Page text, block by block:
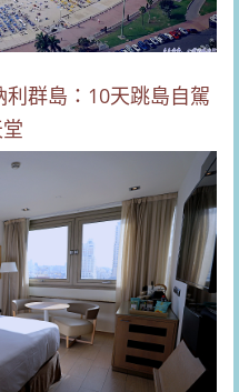
利群島：10天跳島自駕